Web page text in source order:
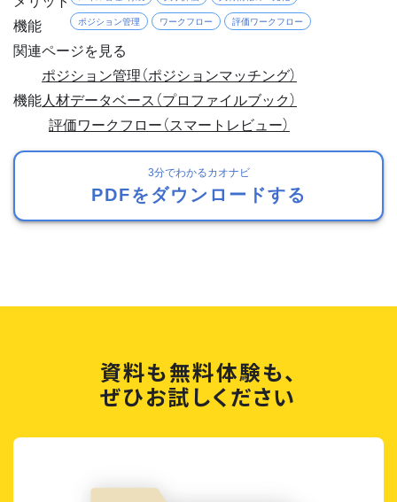
機能 ポジション管理 ワークフロー 評価ワークフロー
関連ページを見る
機能
ポジション管理（ポジションマッチング）
人材データベース（プロファイルブック）
評価ワークフロー（スマートレビュー）
3分でわかるカオナビ
PDFをダウンロードする
資料も無料体験も、
ぜひお試しください